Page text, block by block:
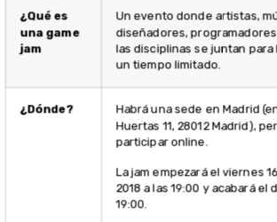
¿Qué es
una game
jam
Un evento donde artistas,
diseñadores,
las disciplinas se juntan
un tiempo limitado.
¿Dónde?
Habrá una sede en Madrid
Huertas 11, 28012 Madrid),
participar online.
La jam empezará el viernes
2018 a las 19:00 y acabará el
19:00.